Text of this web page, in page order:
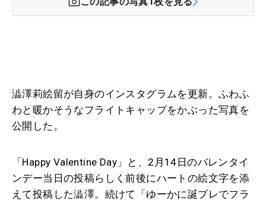
澁澤莉絵留が自身のインスタグラムを更新。ふわふ
わと暖かそうなフライトキャップをかぶった写真を
公開した。
「Happy Valentine Day」と、2月14日のバレンタイ
ンデー当日の投稿らしく前後にハートの絵文字を添
えて投稿した澁澤。続けて「ゆーかに誕プレでフラ